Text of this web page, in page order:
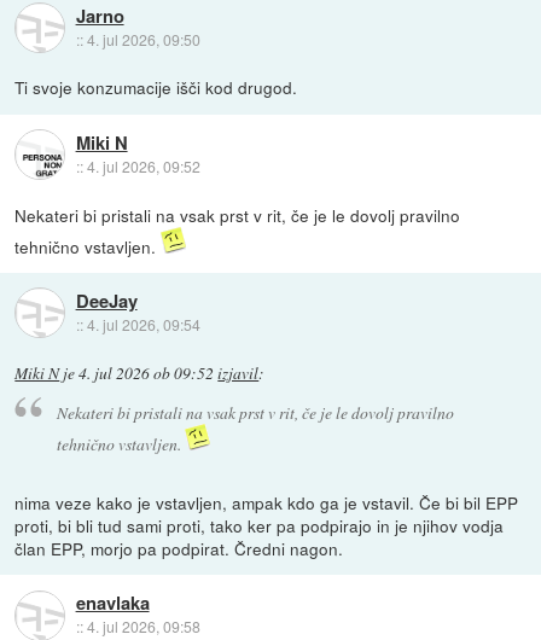
Jarno
::4. jul 2026, 09:50
Ti svoje konzumacije išči kod drugod.
Miki N
::4. jul 2026, 09:52
Nekateri bi pristali na vsak prst v rit, če je le dovolj pravilno
tehnično vstavljen.
DeeJay
::4. jul 2026, 09:54
Miki Nje4. jul 2026 ob 09:52 izjavil:
Nekateri bi pristali na vsak prst v rit, če je le dovolj pravilno
tehnično vstavljen.
nima veze kako je vstavljen, ampak kdo ga je vstavil. Če bi bil EPP
proti, bi bli tud sami proti, tako ker pa podpirajo in je njihov vodja
član EPP, morjo pa podpirat. Čredni nagon.
enavlaka
::4. jul 2026, 09:58